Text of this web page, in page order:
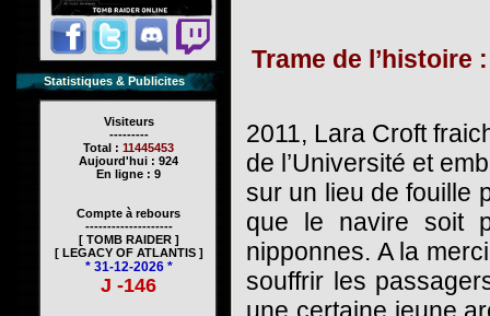
Statistiques & Publicites
Visiteurs
---------
Total : 11445453
Aujourd'hui : 924
En ligne : 9
Compte à rebours
--------------------
[ TOMB RAIDER ]
[ LEGACY OF ATLANTIS ]
* 31-12-2026 *
J -146
Trame de l’histoire :
2011, Lara Croft
de l’Université et
sur un lieu de fouille
que le navire soit
nipponnes. A la
souffrir les